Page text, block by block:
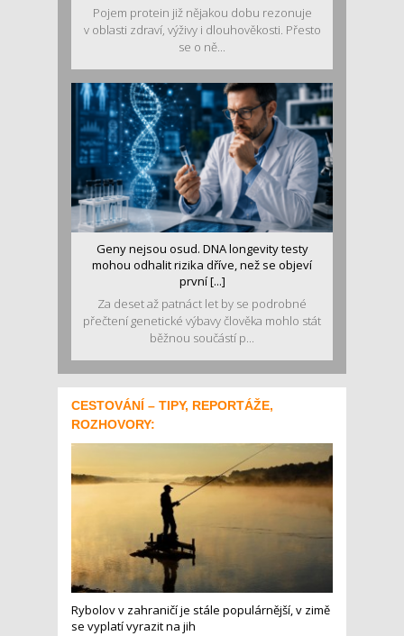
Pojem protein již nějakou dobu rezonuje
v oblasti zdraví, výživy i dlouhověkosti. Přesto
se o ně...
Geny nejsou osud. DNA longevity testy
mohou odhalit rizika dříve, než se objeví
první [...]
Za deset až patnáct let by se podrobné
přečtení genetické výbavy člověka mohlo stát
běžnou součástí p...
CESTOVÁNÍ – TIPY, REPORTÁŽE,
ROZHOVORY:
Rybolov v zahraničí je stále populárnější, v zimě
se vyplatí vyrazit na jih